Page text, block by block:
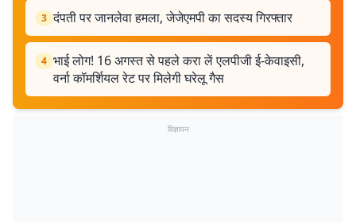
3 दंपती पर जानलेवा हमला, जेजेएमपी का सदस्य गिरफ्तार
4 भाई लोग! 16 अगस्त से पहले करा लें एलपीजी ई-केवाइसी,
वर्ना कॉमर्शियल रेट पर मिलेगी घरेलू गैस
विज्ञापन